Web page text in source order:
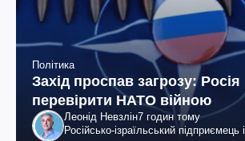
Політика
Захід проспав загрозу:
перевірити НАТО війною
Леонід Невзлін7 годин тому
Російсько-ізраїльський підприємець